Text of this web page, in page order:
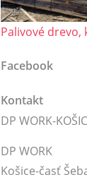
Palivové drevo,
Facebook
Kontakt
DP WORK-
DP WORK
Košice-časť